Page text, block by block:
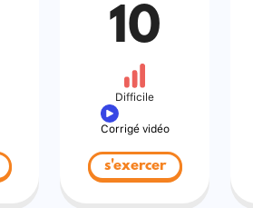
10
Difficile
Corrigé vidéo
s'exercer